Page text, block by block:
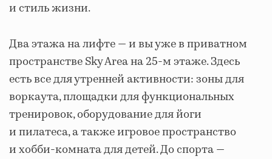
и стиль жизни.
Два этажа на лифте — и вы уже в приватном
пространстве Sky Area на 25-м этаже. Здесь
есть все для утренней активности: зоны для
воркаута, площадки для функциональных
тренировок, оборудование для йоги
и пилатеса, а также игровое пространство
и хобби-комната для детей. До спорта —